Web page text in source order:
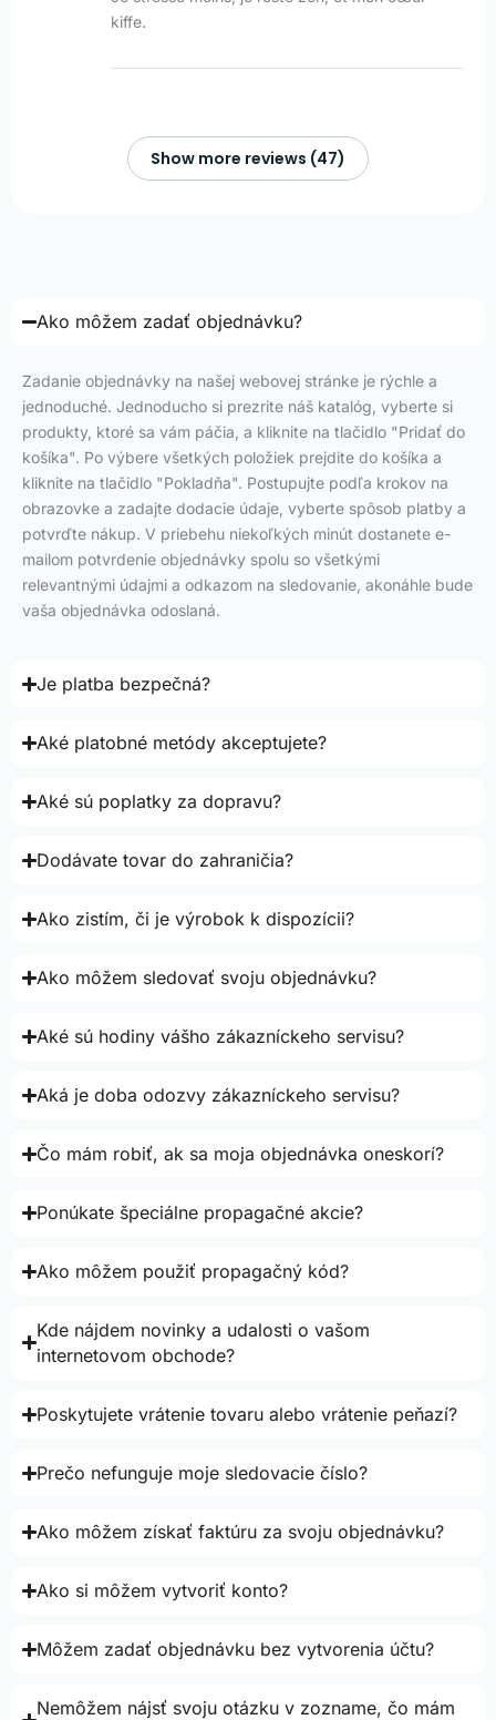
kiffe.
Show more reviews (47)
Ako môžem zadať objednávku?
Zadanie objednávky na našej webovej stránke je rýchle a
jednoduché. Jednoducho si prezrite náš katalóg, vyberte si
produkty, ktoré sa vám páčia, a kliknite na tlačidlo "Pridať do
košíka". Po výbere všetkých položiek prejdite do košíka a
kliknite na tlačidlo "Pokladňa". Postupujte podľa krokov na
obrazovke a zadajte dodacie údaje, vyberte spôsob platby a
potvrďte nákup. V priebehu niekoľkých minút dostanete e-
mailom potvrdenie objednávky spolu so všetkými
relevantnými údajmi a odkazom na sledovanie, akonáhle bude
vaša objednávka odoslaná.
Je platba bezpečná?
Aké platobné metódy akceptujete?
Aké sú poplatky za dopravu?
Dodávate tovar do zahraničia?
Ako zistím, či je výrobok k dispozícii?
Ako môžem sledovať svoju objednávku?
Aké sú hodiny vášho zákazníckeho servisu?
Aká je doba odozvy zákazníckeho servisu?
Čo mám robiť, ak sa moja objednávka oneskorí?
Ponúkate špeciálne propagačné akcie?
Ako môžem použiť propagačný kód?
Kde nájdem novinky a udalosti o vašom
internetovom obchode?
Poskytujete vrátenie tovaru alebo vrátenie peňazí?
Prečo nefunguje moje sledovacie číslo?
Ako môžem získať faktúru za svoju objednávku?
Ako si môžem vytvoriť konto?
Môžem zadať objednávku bez vytvorenia účtu?
Nemôžem nájsť svoju otázku v zozname, čo mám